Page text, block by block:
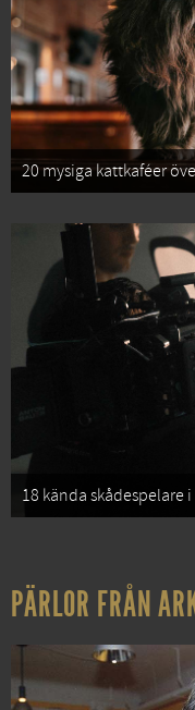
20 mysiga kattkaféer
18 kända skådespelare
PÄRLOR FRÅN